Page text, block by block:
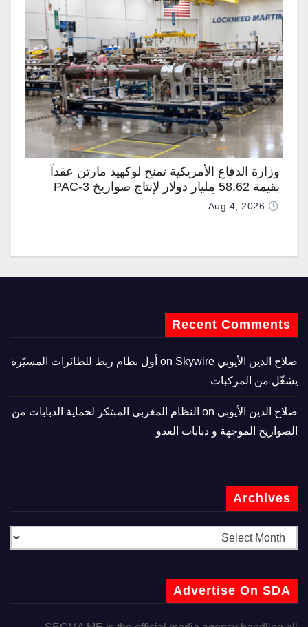
وزارة الدفاع الأمريكية تمنح لوكهيد مارتن عقداً
بقيمة 58.62 مليار دولار لإنتاج صواريخ PAC-3
المطوّرة دعماً لـ “ترسانة الحرية”
Aug 4, 2026
Recent Comments
صلاح الدين الأيوبي
Skywire أول نظام ربط للطائرات المسيّرة
يشغّل من المركبات
صلاح الدين الأيوبي
النظام المغربي المبتكر لحماية الدبابات من
الصواريخ الموجهة و دبابات العدو
Archives
Advertise On SDA